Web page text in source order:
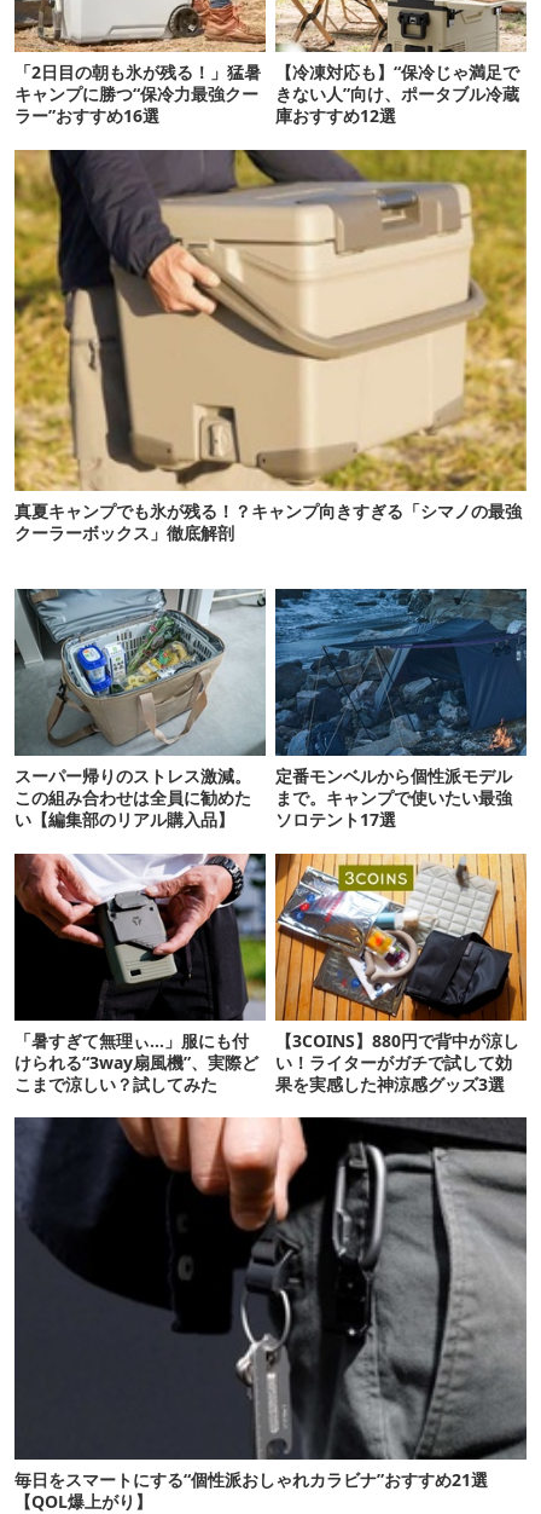
「2日目の朝も氷が残る！」猛暑
キャンプに勝つ“保冷力最強クー
ラー”おすすめ16選
【冷凍対応も】“保冷じゃ満足で
きない人”向け、ポータブル冷蔵
庫おすすめ12選
真夏キャンプでも氷が残る！？キャンプ向きすぎる「シマノの最強
クーラーボックス」徹底解剖
スーパー帰りのストレス激減。
この組み合わせは全員に勧めた
い【編集部のリアル購入品】
定番モンベルから個性派モデル
まで。キャンプで使いたい最強
ソロテント17選
「暑すぎて無理ぃ…」服にも付
けられる“3way扇風機”、実際ど
こまで涼しい？試してみた
【3COINS】880円で背中が涼し
い！ライターがガチで試して効
果を実感した神涼感グッズ3選
毎日をスマートにする“個性派おしゃれカラビナ”おすすめ21選
【QOL爆上がり】